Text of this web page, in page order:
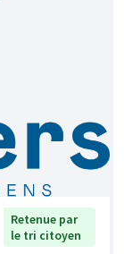
Retenue par
le tri citoyen